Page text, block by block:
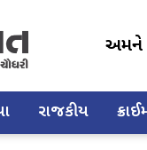
અમને
રાજકીય